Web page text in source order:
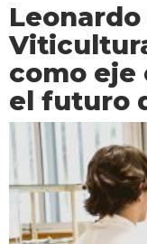
como eje
el futuro